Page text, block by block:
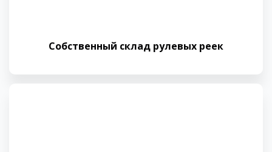
Собственный склад рулевых реек